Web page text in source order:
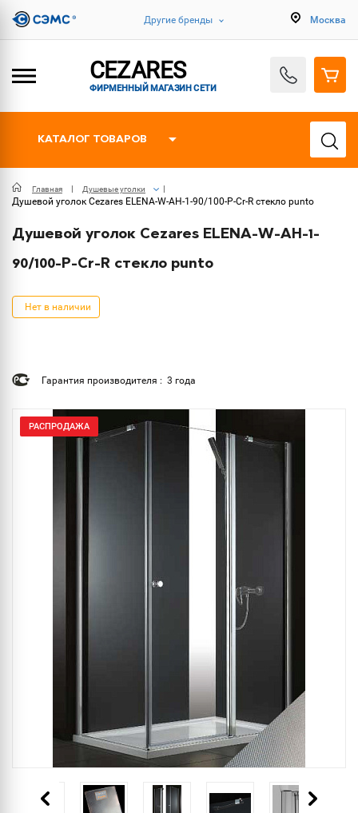
Другие бренды Москва
CEZARES
ФИРМЕННЫЙ МАГАЗИН СЕТИ
КАТАЛОГ ТОВАРОВ
Главная Душевые уголки
Душевой уголок Cezares ELENA-W-AH-1-90/100-P-Cr-R стекло punto
Душевой уголок Cezares ELENA-W-AH-1-
90/100-P-Cr-R стекло punto
Нет в наличии
Гарантия производителя : 3 года
РАСПРОДАЖА